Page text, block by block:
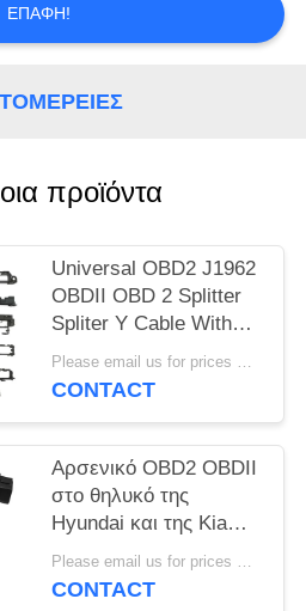
ΕΠΑΦΉ!
προϊόντα
Universal OBD2 J1962
OBDII OBD 2 Splitter
Spliter Y Cable With
Multi Mounting
Brackets for All Car
Please email us for prices MOQ:100 τεμάχια
CONTACT
Αρσενικό OBD2 OBDII
στο θηλυκό της
Hyundai και της Kia
OBD2 και το θηλυκό
καλώδιο θραυστών Υ
Please email us for prices MOQ:100 τεμ
CONTACT